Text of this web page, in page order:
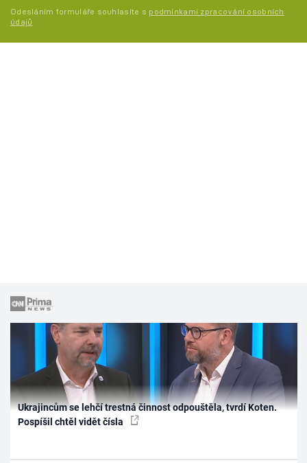
Odesláním formuláře souhlasíte s podmínkami zpracování osobních
údajů
Ukrajincům se lehčí trestná činnost odpouštěla, tvrdí Koten.
Pospíšil chtěl vidět čísla